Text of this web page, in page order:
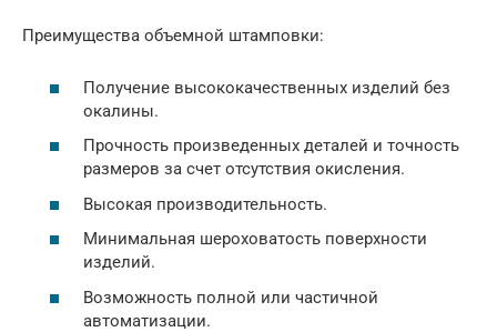
Преимущества объемной штамповки:
Получение высококачественных изделий без
окалины.
Прочность произведенных деталей и точность
размеров за счет отсутствия окисления.
Высокая производительность.
Минимальная шероховатость поверхности
изделий.
Возможность полной или частичной
автоматизации.